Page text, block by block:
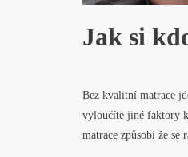
Jak si
Bez kvalitní matrace
vyloučíte jiné faktory
matrace způsobí že se